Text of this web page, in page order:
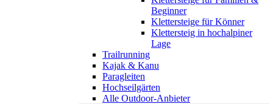
Beginner
Klettersteige für Könner
Klettersteig in hochalpiner
Lage
Trailrunning
Kajak & Kanu
Paragleiten
Hochseilgärten
Alle Outdoor-Anbieter